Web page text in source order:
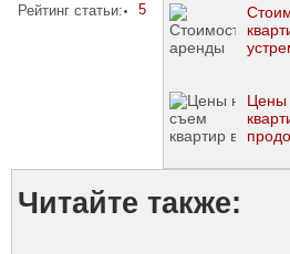
Рейтинг статьи:
5
Цены
Читайте также: